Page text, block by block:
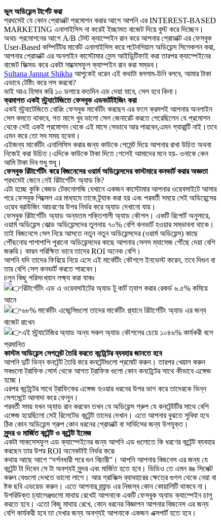
ভুল অডিয়েন্স টার্গেট করা
প্রথমেই যে কোন প্রোডাক্ট প্রমোশন করার আগে আপনি এর INTEREST-BASED
MARKETING এনালাইসিস না করেই ইচ্ছামত বাজেট দিয়ে বুস্ট করে দিচ্ছেন।
অথচ প্রমোশনের আগে A/B টেস্ট ক্যাম্পেইন রান করে আপনার প্রোডাক্ট এর ফেসবুক
User-Based কম্পিটিটর মার্কেট এনালাইসিস করে পটেনশিয়াল অডিয়েন্স সিলেকশন করা,
আপনার প্রোডাক্ট এর অনলাইন কাস্টোমার সেন্স আইডিন্টিফাই করা তারপর ক্যাম্পেইনের
বাজেট ফিক্সড করে একটা সাক্সেসফুল ক্যাম্পইন রান করা সম্ভব।
Sultana Jannat Shikha আপুকেই ধরেন এই কথাটা বললাম-উনি বলবে, আমার টাকা
এভাবে টেষ্টিং করে লস করবো?
ভাই আএ হিসাব করি ১০ ডলারে কতদিন এড দেয়া যাবে, সেল হবে কিনা।
ক্রমাগত একই স্ট্র্যাটেজিতে ফেসবুক এডভার্টাইজিং করা
একই স্ট্র্যাটেজিতে বোরিং ফেসবুক মার্কেটিং করছেন এর ফলে ক্রমশই আপনার অনলাইন
সেল কমতে থাকবে, গত মাসে খুব ভালো সেল জেনারেট করতে পেরেছিলেন যে প্রমোশন
থেকে সেই একই প্রমোশন থেকে এই মাসে সেভাবে আর পারবেন,এমন গ্যারান্টি নাই।তবে
এমন করে তো সব সময় হবেনা।
এইজন্য মার্কেটিং এনালিসিস করার জন্য কাউকে পেমেন্ট দিয়ে আপনার রাখা উচিত অথবা
নিজেই করা উচিত।এদিকে কাউকে টাকা দিতে গেলেই আমাদের মনে হয়- ওনাকে কেন
আমি টাকা দিব শুধু শুধু।
ফেসবুক রিটার্গেটিং করে বিজনেসের ওয়ার্ম অডিয়েন্সদের কাস্টমারে কনভার্ট করার অজ্ঞতা
প্রথমেই জেনে নেই রিটার্গেটিং অ্যাড কি?
এটা হচ্ছে কুকি বেজড টেকনোলজি যেখানে একজন কাস্টোমার আপনার ওয়েবসাইটে আসার
পরে ফেসবুক পিক্সেল এর মাধ্যমে তাকে ট্র্যাক করা হয় এবং পরবর্তী সময়ে সেই অডিয়েন্সের
ওয়েব ব্রাউজিং আচরণের উপর নির্ভর করে অ্যাড দেখানো যায়।
ফেসবুক রিটার্গেটিং অ্যাড অন্যতম শক্তিশালী অ্যাড কৌশল। একটি রিপোর্ট অনুসারে,
ওয়ার্ম অডিয়েন্স কোল্ড অডিয়েন্সদের তুলনায় ৭০% বেশি কনভার্ট হওয়ার সম্ভাবনা থাকে।
তাই বিজনেসে সেল নিয়ে আসতে নতুন নতুন অডিয়েন্সদের (ওয়ার্ম অডিয়েন্স) কাছে
পৌঁছনোর পাশাপাশি পুরানো অডিয়েন্সদের কাছে আপনার সেলস ম্যাসেজ পৌঁছে দেয়া বেশি
জরুরি। কারন পরিক্ষিত ভাবে তাদের ROI অনেক বেশি।
আপনি যদি তাদের ফিরিয়ে নিয়ে এসে এই মার্কেটিং কৌশলে ইনভেস্ট করেন, তবে দিগুন বা
তার বেশি সেল কনভার্ট করতে পারবেন।
চলুন কিছু পরিসংখ্যান লক্ষ্য করা যাকঃ
রিটার্গেটিং এড এ ওয়েবসাইটের অ্যাড টু কার্ট ত্যাগ করার রেকর্ড ৬.৫% কমিয়ে
আনে
৬৮% মার্কেটিং এজেন্সিগুলো তাদের মার্কেটিং প্ল্যানে রিটার্গেটিং অ্যাড এর জন্য
বাজেট রাখেন
এই স্ট্র্যাটেজির অ্যাড অন্য সকল অ্যাড কৌশলের চেয়ে ১০৪৬% কার্যকরী বলে
প্রমানিত
কাস্টম অডিয়েন্স সেগমেন্ট তৈরি করতে কন্টেন্টের ব্যবহার জানতে হবে
আপনি দুটি ভিন্ন কনটেন্ট তৈরি করে কনটেন্টগুলো প্রমোট করুন। তারপর খেয়াল করুন
সবগুলো ট্রাফিক সোর্স থেকে আগত ট্রাফিক গুলো কোন কনটেন্টের সাথে কীভাবে এঙ্গেজ
হচ্ছে।
এরপর কন্টেন্টের সাথে ট্রাফিকের এঙ্গেজ হওয়ার ধরনের উপর ভাগ করে তাদেরকে ভিন্ন
সেগমেন্টে আলাদা করে ফেলুন।
পরবর্তী সময় যখন অ্যাড রান করবেন তখন যে অডিয়েন্স গ্রুপ যে কনটেন্টটির সাথে বেশি
এঙ্গেজ হয়েছিলো সেই রিলেটেড কন্টেন্ট তাদের দেখান। এতে আপনার বুঝতে সুবিধা হবে
ঠিক কোন অডিয়েন্স গ্রুপ কোন ধরনের প্রোডাক্ট বা সার্ভিসের জন্য উপযুক্ত।
সুন্দর ও মার্জিত কন্টেন্ট ও কন্টেন্ট ইমেজ
একটা সাকসেসফুল এড ক্যাম্পেইনের জন্য আপনি এড গুলোতে কি ধরণের কন্টেন্ট ব্যবহার
করছেন তার উপর ROI অনেকটাই নির্ভর করে৷
কথায় আছে আগে “দর্শনধারী পরে গুন বিচারী”। আপনি আপনার বিজনেস এর জন্য যে
কন্টেন্ট টা দিবেন সে টা অবশ্যই সুন্দর এবং মার্জিত হতে হবে। ভিডিও তে এমন রঙ সিলেক্ট
করুন যেগুলো দেখতে ভালো লাগে। আর গ্রাফিক্স ব্যাবহারের ক্ষেত্রে গুগল থেকে নেয়া বা
ষ্টক ছবি এভয়েড করুন। এতে আপনার ব্র্যান্ড এর নিজস্ব কোন কোয়ালিটি থাকবে না।
উপরিউক্ত চ্যালেঞ্জগুলো মাথায় রেখেই আপনাকে একটি ফেসবুক অ্যাড ক্যাম্পেইন চালু
করতে হবে। এতো কিছু মাথায় রেখে, কোন ধরনের বিজ্ঞাপন আপনার বিজনেস এর জন্য
বেশি কার্যকরী হবে তা দেখার জন্য অবশ্যই আপনাকে একজন এক্সপার্ট হতে হবে।